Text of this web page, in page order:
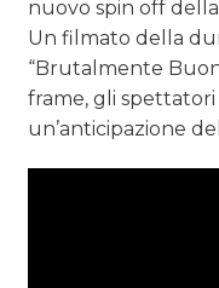
nuovo spin off
Un filmato della
“Brutalmente
frame, gli
un’anticipazione